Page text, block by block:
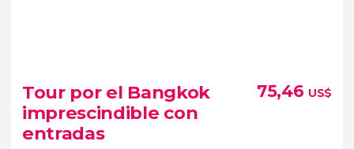
audioguía en español
mercado sobre la vía
del tren de Bangkok
mercado flotante de
Damnoen Saduak
Tour por el Bangkok
imprescindible con
entradas
75,46 US$